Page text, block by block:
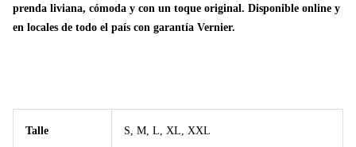
prenda liviana, cómoda y con un toque original. Disponible online y
en locales de todo el país con garantía Vernier.
Talle S, M, L, XL, XXL